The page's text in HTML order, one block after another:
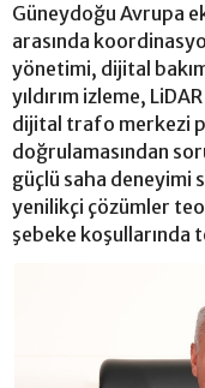
Güneydoğu Avrupa
arasında
yönetimi, dijital
yıldırım izleme,
dijital trafo merkezi
doğrulamasından
güçlü saha deneyimi
yenilikçi çözümler
şebeke koşullarında